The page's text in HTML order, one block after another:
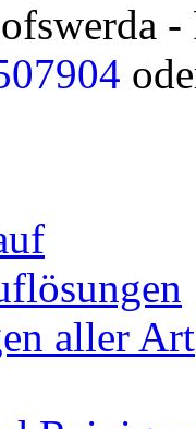
-
aller Art